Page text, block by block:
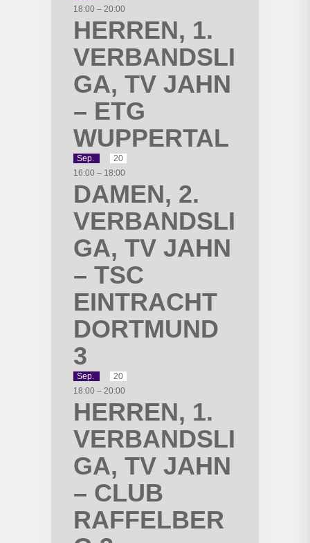
18:00 – 20:00
HERREN, 1.
VERBANDSLI
GA, TV JAHN
– ETG
WUPPERTAL
Sep.
20
16:00 – 18:00
DAMEN, 2.
VERBANDSLI
GA, TV JAHN
– TSC
EINTRACHT
DORTMUND
3
Sep.
20
18:00 – 20:00
HERREN, 1.
VERBANDSLI
GA, TV JAHN
– CLUB
RAFFELBER